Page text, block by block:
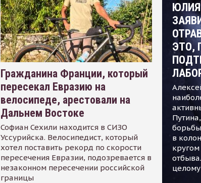
Гражданина Франции, который
пересекал Евразию на
велосипеде, арестовали на
Дальнем Востоке
Софиан Сехили находится в СИЗО
Уссурийска. Велосипедист, который
хотел поставить рекорд по скорости
пересечения Евразии, подозревается в
незаконном пересечении российской
границы
ЭТО,
в